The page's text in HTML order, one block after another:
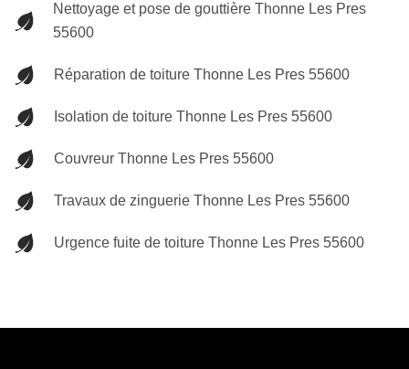
Nettoyage et pose de gouttière Thonne Les Pres
55600
Réparation de toiture Thonne Les Pres 55600
Isolation de toiture Thonne Les Pres 55600
Couvreur Thonne Les Pres 55600
Travaux de zinguerie Thonne Les Pres 55600
Urgence fuite de toiture Thonne Les Pres 55600